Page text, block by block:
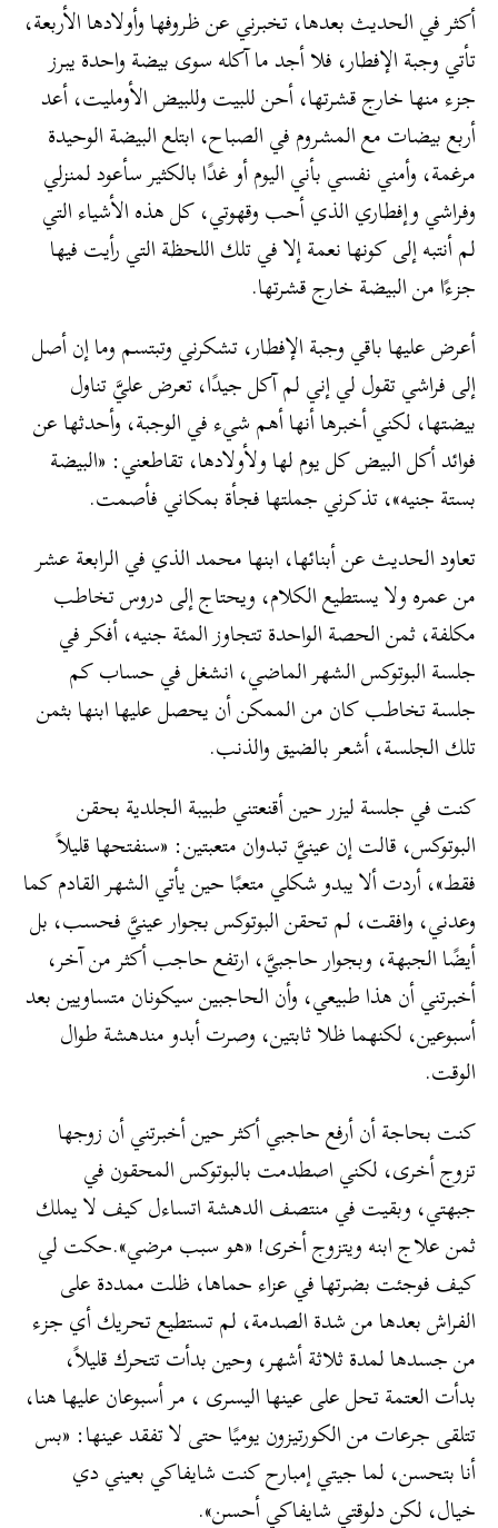
أكثر في الحديث بعدها، تخبرني عن ظروفها وأولادها الأربعة،
تأتي وجبة الإفطار، فلا أجد ما آكله سوى بيضة واحدة يبرز
جزء منها خارج قشرتها، أحن للبيت وللبيض الأومليت، أعد
أربع بيضات مع المشروم في الصباح، ابتلع البيضة الوحيدة
مرغمة، وأمني نفسي بأني اليوم أو غدًا بالكثير سأعود لمنزلي
وفراشي وإفطاري الذي أحب وقهوتي، كل هذه الأشياء التي
لم أنتبه إلى كونها نعمة إلا في تلك اللحظة التي رأيت فيها
جزءًا من البيضة خارج قشرتها.
أعرض عليها باقي وجبة الإفطار، تشكرني وتبتسم وما إن أصل
إلى فراشي تقول لي إني لم آكل جيدًا، تعرض عليَّ تناول
بيضتها، لكني أخبرها أنها أهم شيء في الوجبة، وأحدثها عن
فوائد أكل البيض كل يوم لها ولأولادها، تقاطعني: «البيضة
بستة جنيه»، تذكرني جملتها فجأة بمكاني فأصمت.
تعاود الحديث عن أبنائها، ابنها محمد الذي في الرابعة عشر
من عمره ولا يستطيع الكلام، ويحتاج إلى دروس تخاطب
مكلفة، ثمن الحصة الواحدة تتجاوز المئة جنيه، أفكر في
جلسة البوتوكس الشهر الماضي، انشغل في حساب كم
جلسة تخاطب كان من الممكن أن يحصل عليها ابنها بثمن
تلك الجلسة، أشعر بالضيق والذنب.
كنت في جلسة ليزر حين أقنعتني طبيبة الجلدية بحقن
البوتوكس، قالت إن عينيَّ تبدوان متعبتين: «سنفتحها قليلاً
فقط»، أردت ألا يبدو شكلي متعبًا حين يأتي الشهر القادم كما
وعدني، وافقت، لم تحقن البوتوكس بجوار عينيَّ فحسب، بل
أيضًا الجبهة، وبجوار حاجبيَّ، ارتفع حاجب أكثر من آخر،
أخبرتني أن هذا طبيعي، وأن الحاجبين سيكونان متساويين بعد
أسبوعين، لكنهما ظلا ثابتين، وصرت أبدو مندهشة طوال
الوقت.
كنت بحاجة أن أرفع حاجبي أكثر حين أخبرتني أن زوجها
تزوج أخرى، لكني اصطدمت بالبوتوكس المحقون في
جبهتي، وبقيت في منتصف الدهشة اتساءل كيف لا يملك
ثمن علاج ابنه ويتزوج أخرى! «هو سبب مرضي».حكت لي
كيف فوجئت بضرتها في عزاء حماها، ظلت ممددة على
الفراش بعدها من شدة الصدمة، لم تستطيع تحريك أي جزء
من جسدها لمدة ثلاثة أشهر، وحين بدأت تتحرك قليلاً،
بدأت العتمة تحل على عينها اليسرى ، مر أسبوعان عليها هنا،
تتلقى جرعات من الكورتيزون يوميًا حتى لا تفقد عينها: «بس
أنا بتحسن، لما جيتي إمبارح كنت شايفاكي بعيني دي
خيال، لكن دلوقتي شايفاكي أحسن».